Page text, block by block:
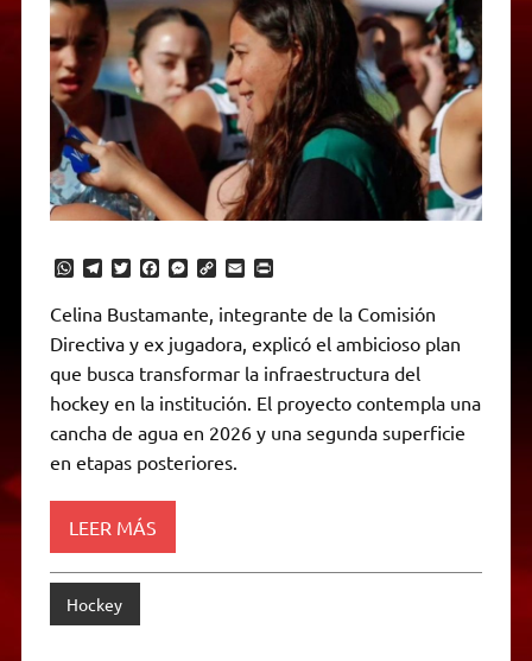
W
a
t
s
p
p
T
e
g
a
m
T
t
t
e
r
F
e
b
o
o
k
M
s
s
e
n
g
e
C
p
y
L
n
k
E
i
l
P
n
t
F
r
e
n
Celina Bustamante, integrante de la Comisión
Directiva y ex jugadora, explicó el ambicioso plan
que busca transformar la infraestructura del
hockey en la institución. El proyecto contempla una
cancha de agua en 2026 y una segunda superficie
en etapas posteriores.
LEER MÁS
Hockey